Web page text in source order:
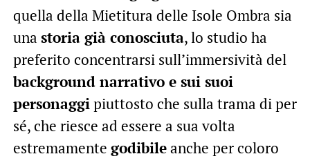
quella della Mietitura delle Isole Ombra sia
una storia già conosciuta, lo studio ha
preferito concentrarsi sull’immersività del
background narrativo e sui suoi
personaggipiuttosto che sulla trama di per
sé, che riesce ad essere a sua volta
estremamente godibileanche per coloro